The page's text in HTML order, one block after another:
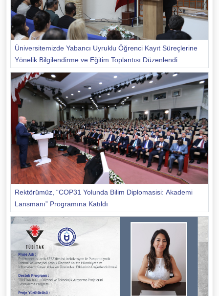
Üniversitemizde Yabancı Uyruklu Öğrenci Kayıt Süreçlerine
Yönelik Bilgilendirme ve Eğitim Toplantısı Düzenlendi
Rektörümüz, “COP31 Yolunda Bilim Diplomasisi: Akademi
Lansmanı” Programına Katıldı